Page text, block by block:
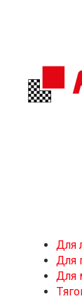
Для
Для
Для